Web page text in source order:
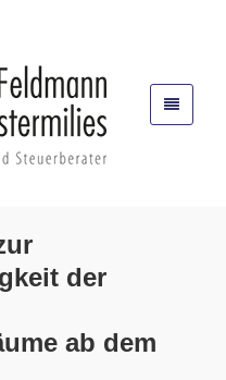
der
ab dem